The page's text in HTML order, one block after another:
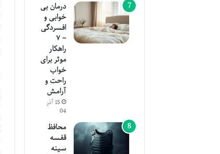
درمان بی
خوابی و
افسردگی
– ۷
راهکار
موثر برای
خواب
راحت و
آرامش
15 آذر
04
محافظ
قفسه
سینه